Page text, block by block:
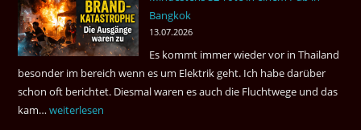
können?
|
Helmut
Bangkok
13.07.2026
Es kommt immer wieder vor in Thailand
besonder im bereich wenn es um Elektrik geht. Ich habe darüber
schon oft berichtet. Diesmal waren es auch die Fluchtwege und das
kam…Mindestens
weiterlesen